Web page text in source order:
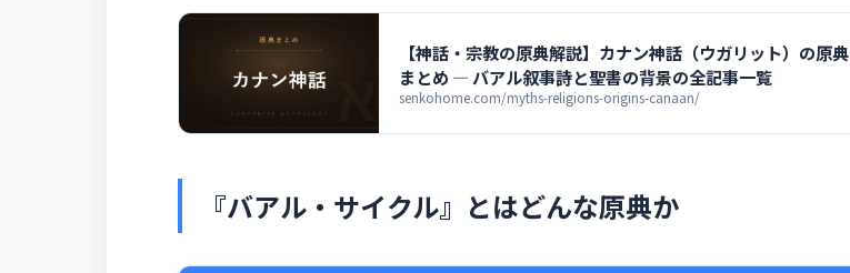
【神話・宗教の原典解説】カナン神話（ウガリット）の原典
まとめ ― バアル叙事詩と聖書の背景の全記事一覧
senkohome.com/myths-religions-origins-canaan/
『バアル・サイクル』とはどんな原典か